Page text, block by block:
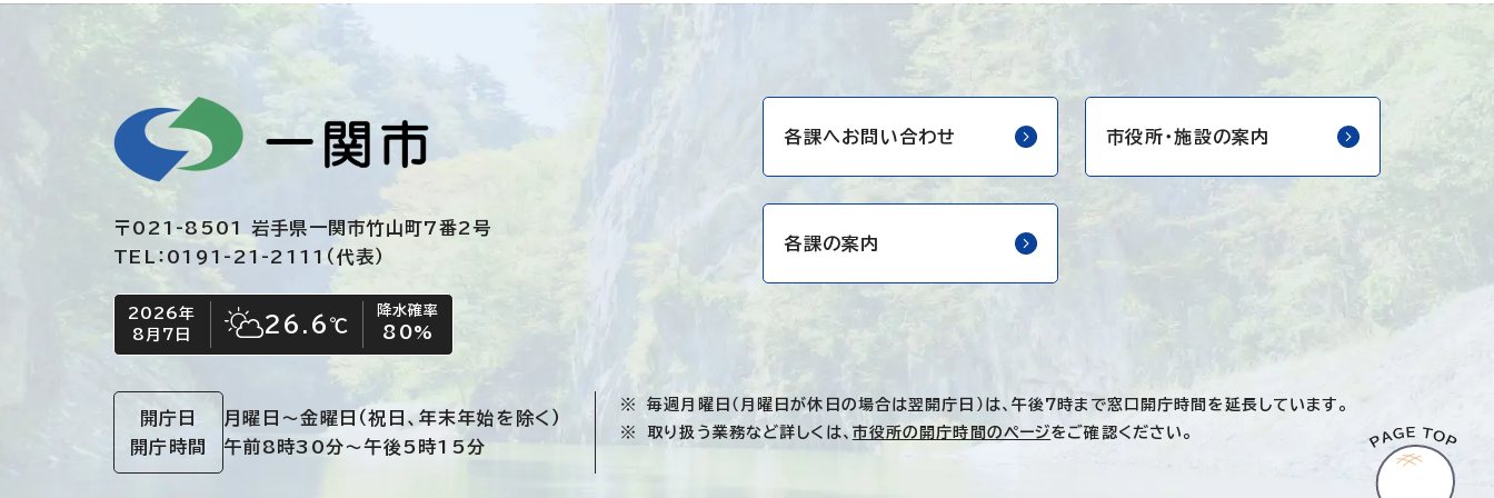
〒021-8501 岩手県一関市竹山町7番2号
TEL：0191-21-2111（代表）
今日の日付
2026年
8月7日
今日の天気
晴れ時々くもり
26.6℃
降水確率
80%
各課へお問い合わせ 市役所・施設の案内
各課の案内
開庁日
開庁時間
月曜日～金曜日 （祝日、年末年始を除く）
午前8時30分～午後5時15分
毎週月曜日（月曜日が休日の場合は翌開庁日）は、午後7時まで窓口開庁時間を延長しています。
取り扱う業務など詳しくは、 市役所の開庁時間のページをご確認ください。